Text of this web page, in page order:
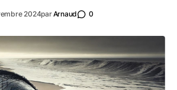
2024parArnaud 0